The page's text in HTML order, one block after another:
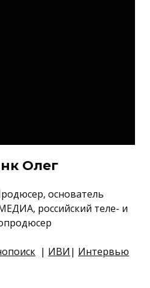
Олег
основатель
российский теле- и
| ИВИ | Интервью